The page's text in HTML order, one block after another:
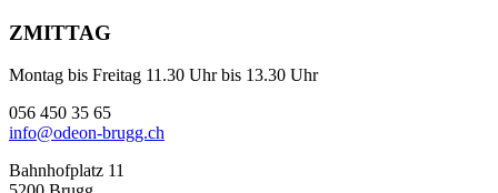
ZMITTAG
Montag bis Freitag 11.30 Uhr bis 13.30 Uhr
056 450 35 65
info@odeon-brugg.ch
Bahnhofplatz 11